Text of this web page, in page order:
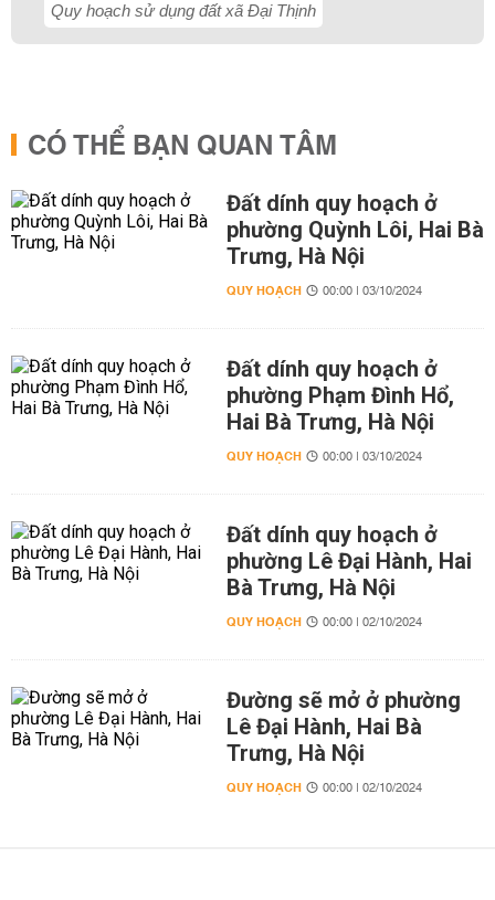
Quy hoạch sử dụng đất xã Đại Thịnh
CÓ THỂ BẠN QUAN TÂM
Đất dính quy hoạch ở
phường Quỳnh Lôi, Hai Bà
Trưng, Hà Nội
QUY HOẠCH 00:00 | 03/10/2024
Đất dính quy hoạch ở
phường Phạm Đình Hổ,
Hai Bà Trưng, Hà Nội
QUY HOẠCH 00:00 | 03/10/2024
Đất dính quy hoạch ở
phường Lê Đại Hành, Hai
Bà Trưng, Hà Nội
QUY HOẠCH 00:00 | 02/10/2024
Đường sẽ mở ở phường
Lê Đại Hành, Hai Bà
Trưng, Hà Nội
QUY HOẠCH 00:00 | 02/10/2024